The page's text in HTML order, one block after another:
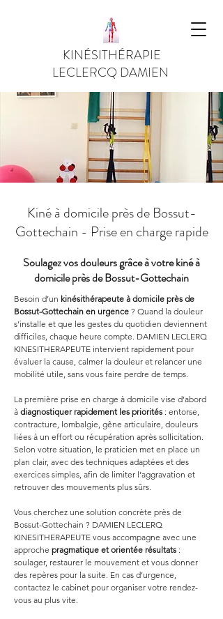
KINÉSITHÉRAPIE
LECLERCQ DAMIEN
Kiné à domicile près de Bossut-
Gottechain - Prise en charge rapide
Soulagez vos douleurs grâce à votre kiné à
domicile près de Bossut-Gottechain
Besoin d’un kinésithérapeute à domicile près de
Bossut-Gottechain en urgence ? Quand la douleur
s’installe et que les gestes du quotidien deviennent
difficiles, chaque heure compte. DAMIEN LECLERQ
KINESITHERAPEUTE intervient rapidement pour
évaluer la cause, calmer la douleur et relancer une
mobilité utile, sans vous faire perdre de temps.
La première prise en charge à domicile vise d’abord
à diagnostiquer rapidement les priorités : entorse,
contracture, lombalgie, gêne articulaire, douleurs
liées à un effort ou récupération après sollicitation.
Selon votre situation, le praticien met en place un
plan clair, avec des techniques adaptées et des
exercices simples, afin de limiter l’aggravation et
retrouver des mouvements plus sûrs.
Vous cherchez une solution concrète près de
Bossut-Gottechain ? DAMIEN LECLERQ
KINESITHERAPEUTE vous accompagne avec une
approche pragmatique et orientée résultats :
soulager, restaurer le mouvement et vous donner
des repères pour la suite. En cas d’urgence,
contactez le cabinet pour organiser votre rendez-
vous au plus vite.